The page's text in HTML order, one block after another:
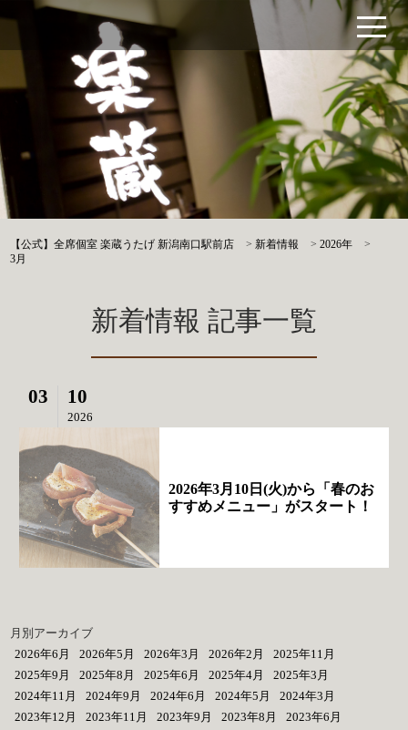
【公式】全席個室 楽蔵うたげ 新潟南口駅前店 >新着情報 >2026年
>
3月
新着情報 記事一覧
03 10
2026
2026年3月10日(火)から「春のお
すすめメニュー」がスタート！
月別アーカイブ
2026年6月
2026年5月 2026年3月 2026年2月
2025年11月
2025年9月
2025年8月 2025年6月 2025年4月
2025年3月
2024年11月
2024年9月 2024年6月 2024年5月
2024年3月
2023年12月
2023年11月 2023年9月 2023年8月
2023年6月